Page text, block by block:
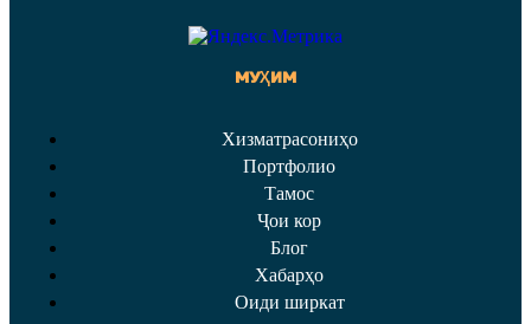
МУҲИМ
Хизматрасониҳо
Портфолио
Тамос
Ҷои кор
Блог
Хабарҳо
Оиди ширкат